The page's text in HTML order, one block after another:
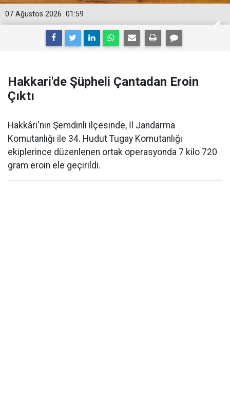
01:59
07 Ağustos 2026
Hakkari'de Şüpheli Çantadan Eroin
Çıktı
Hakkâri'nin Şemdinli ilçesinde, İl Jandarma
Komutanlığı ile 34. Hudut Tugay Komutanlığı
ekiplerince düzenlenen ortak operasyonda 7 kilo 720
gram eroin ele geçirildi.